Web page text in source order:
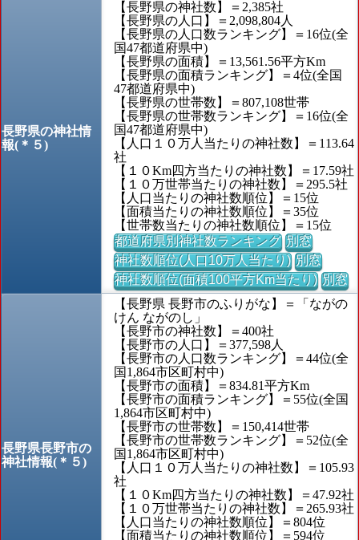
長野県の神社情
報(＊５)
【長野県の神社数】＝2,385社
【長野県の人口】＝2,098,804人
【長野県の人口数ランキング】＝16位(全
国47都道府県中)
【長野県の面積】＝13,561.56平方Km
【長野県の面積ランキング】＝4位(全国
47都道府県中)
【長野県の世帯数】＝807,108世帯
【長野県の世帯数ランキング】＝16位(全
国47都道府県中)
【人口１０万人当たりの神社数】＝113.64
社
【１０Km四方当たりの神社数】＝17.59社
【１０万世帯当たりの神社数】＝295.5社
【人口当たりの神社数順位】＝15位
【面積当たりの神社数順位】＝35位
【世帯数当たりの神社数順位】＝15位
都道府県別神社数ランキング 別窓
神社数順位(人口10万人当たり) 別窓
神社数順位(面積100平方Km当たり) 別窓
長野県長野市の
神社情報(＊５)
【長野県 長野市のふりがな】＝「ながの
けん ながのし」
【長野市の神社数】＝400社
【長野市の人口】＝377,598人
【長野市の人口数ランキング】＝44位(全
国1,864市区町村中)
【長野市の面積】＝834.81平方Km
【長野市の面積ランキング】＝55位(全国
1,864市区町村中)
【長野市の世帯数】＝150,414世帯
【長野市の世帯数ランキング】＝52位(全
国1,864市区町村中)
【人口１０万人当たりの神社数】＝105.93
社
【１０Km四方当たりの神社数】＝47.92社
【１０万世帯当たりの神社数】＝265.93社
【人口当たりの神社数順位】＝804位
【面積当たりの神社数順位】＝594位